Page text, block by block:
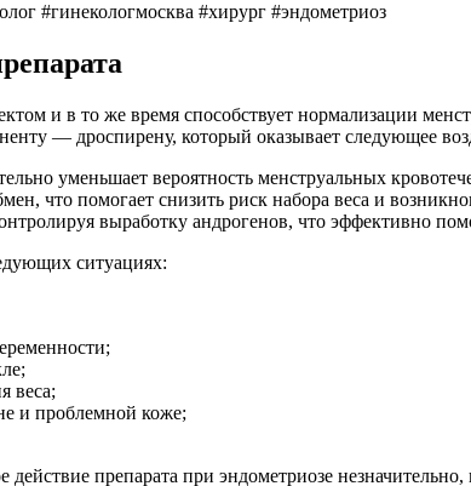
#гинекологмосква #хирург #эндометриоз
и в то же время способствует нормализации
— дроспирену, который оказывает следующее
уменьшает вероятность менструальных
что помогает снизить риск набора веса и
выработку андрогенов, что эффективно
ситуациях:
веса;
и проблемной коже;
действие препарата при эндометриозе